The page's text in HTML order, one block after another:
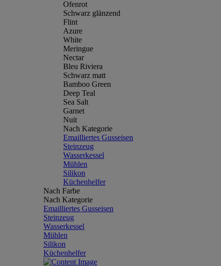
Ofenrot
Schwarz glänzend
Flint
Azure
White
Meringue
Nectar
Bleu Riviera
Schwarz matt
Bamboo Green
Deep Teal
Sea Salt
Garnet
Nuit
Nach Kategorie
Emailliertes Gusseisen
Steinzeug
Wasserkessel
Mühlen
Silikon
Küchenhelfer
Nach Farbe
Nach Kategorie
Emailliertes Gusseisen
Steinzeug
Wasserkessel
Mühlen
Silikon
Küchenhelfer